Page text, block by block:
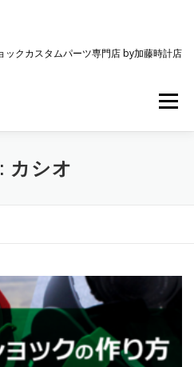
ックカスタムパーツ専門店 by加藤時計店
メニュー
ワクワク企画
カシオ